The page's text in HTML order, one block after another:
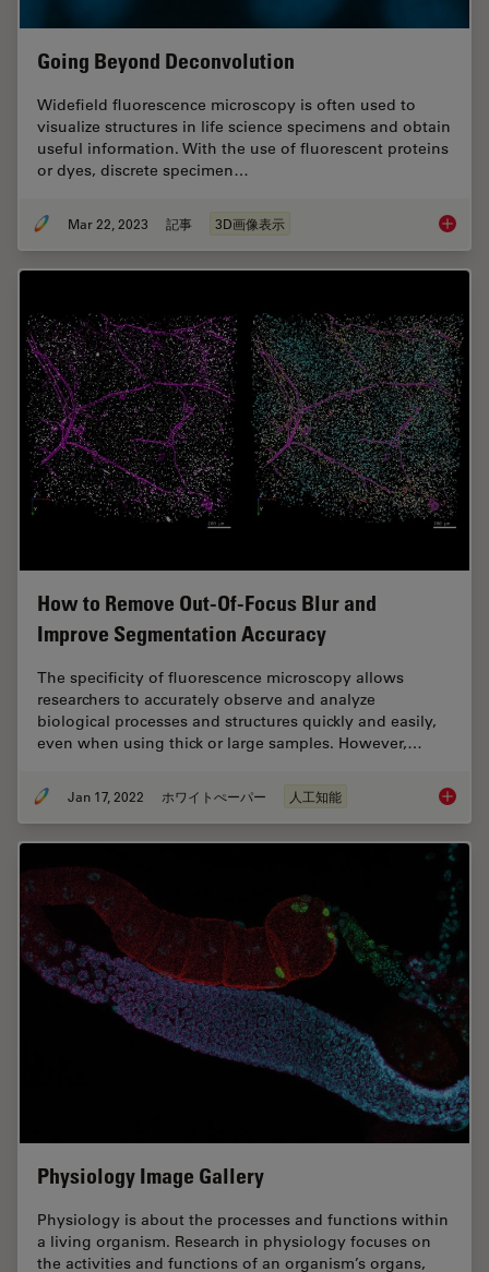
Going Beyond Deconvolution
Widefield fluorescence microscopy is often used to
visualize structures in life science specimens and obtain
useful information. With the use of fluorescent proteins
or dyes, discrete specimen…
Mar 22, 2023 記事 3D画像表示 Going
How to Remove Out-Of-Focus Blur and
Improve Segmentation Accuracy
The specificity of fluorescence microscopy allows
researchers to accurately observe and analyze
biological processes and structures quickly and easily,
even when using thick or large samples. However,…
Jan 17, 2022 ホワイトぺーパー 人工知能 How to
Physiology Image Gallery
Physiology is about the processes and functions within
a living organism. Research in physiology focuses on
the activities and functions of an organism’s organs,